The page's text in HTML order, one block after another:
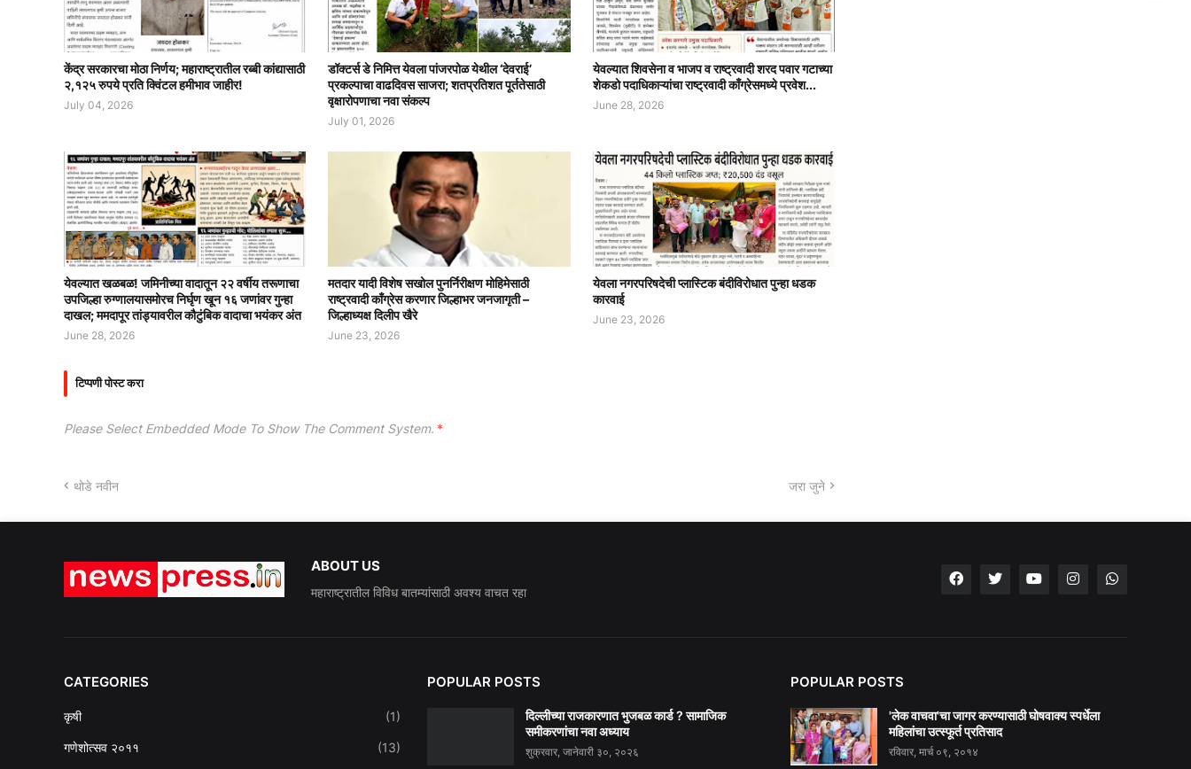
केंद्र सरकारचा मोठा निर्णय; महाराष्ट्रातील रब्बी कांद्यासाठी
२,१२५ रुपये प्रति क्विंटल हमीभाव जाहीर!
July 04, 2026
डॉक्टर्स डे निमित्त येवला पांजरपोळ येथील ‘देवराई’
प्रकल्पाचा वाढदिवस साजरा; शतप्रतिशत पूर्ततेसाठी
वृक्षारोपणाचा नवा संकल्प
July 01, 2026
येवल्यात शिवसेना व भाजप व राष्ट्रवादी शरद पवार गटाच्या
शेकडो पदाधिकाऱ्यांचा राष्ट्रवादी काँग्रेसमध्ये प्रवेश...
June 28, 2026
येवल्यात खळबळ! जमिनीच्या वादातून २२ वर्षीय तरूणाचा
उपजिल्हा रुग्णालयासमोरच निर्घृण खून १६ जणांवर गुन्हा
दाखल; ममदापूर तांड्यावरील कौटुंबिक वादाचा भयंकर अंत
June 28, 2026
मतदार यादी विशेष सखोल पुनर्निरीक्षण मोहिमेसाठी
राष्ट्रवादी काँग्रेस करणार जिल्हाभर जनजागृती –
जिल्हाध्यक्ष दिलीप खैरे
June 23, 2026
येवला नगरपरिषदेची प्लास्टिक बंदीविरोधात पुन्हा धडक
कारवाई
June 23, 2026
टिप्पणी पोस्ट करा
Please Select Embedded Mode To Show The Comment System. *
थोडे नवीन जरा जुने
ABOUT US
महाराष्ट्रातील विविध बातम्यांसाठी अवश्य वाचत रहा
CATEGORIES
कृषी (1)
गणेशोत्सव २०११ (13)
POPULAR POSTS
दिल्लीच्या राजकारणात भुजबळ कार्ड ? सामाजिक
समीकरणांचा नवा अध्याय
शुक्रवार, जानेवारी ३०, २०२६
POPULAR POSTS
'लेक वाचवा'चा जागर करण्यासाठी घोषवाक्य स्पर्धेला
महिलांचा उत्स्फूर्त प्रतिसाद
रविवार, मार्च ०९, २०१४